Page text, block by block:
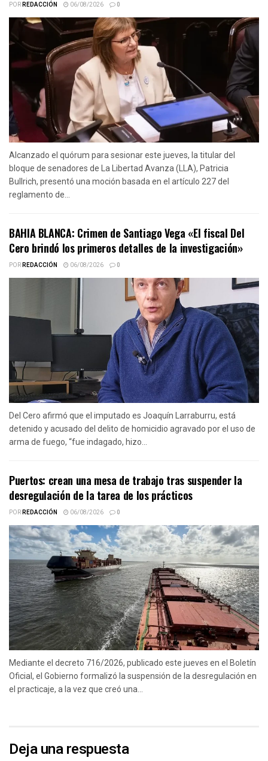
PORREDACCIÓN 06/08/2026 0
Alcanzado el quórum para sesionar este jueves, la titular del
bloque de senadores de La Libertad Avanza (LLA), Patricia
Bullrich, presentó una moción basada en el artículo 227 del
reglamento de...
BAHIA BLANCA: Crimen de Santiago Vega «El fiscal Del
Cero brindó los primeros detalles de la investigación»
PORREDACCIÓN 06/08/2026 0
Del Cero afirmó que el imputado es Joaquín Larraburru, está
detenido y acusado del delito de homicidio agravado por el uso de
arma de fuego, “fue indagado, hizo...
Puertos: crean una mesa de trabajo tras suspender la
desregulación de la tarea de los prácticos
PORREDACCIÓN 06/08/2026 0
Mediante el decreto 716/2026, publicado este jueves en el Boletín
Oficial, el Gobierno formalizó la suspensión de la desregulación en
el practicaje, a la vez que creó una...
Deja una respuesta